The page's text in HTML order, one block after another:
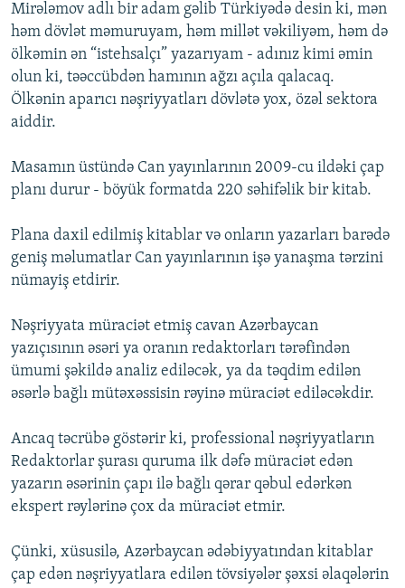
Mirələmov adlı bir adam gəlib Türkiyədə desin ki, mən
həm dövlət məmuruyam, həm millət vəkiliyəm, həm də
ölkəmin ən “istehsalçı” yazarıyam - adınız kimi əmin
olun ki, təəccübdən hamının ağzı açıla qalacaq.
Ölkənin aparıcı nəşriyyatları dövlətə yox, özəl sektora
aiddir.
Masamın üstündə Can yayınlarının 2009-cu ildəki çap
planı durur - böyük formatda 220 səhifəlik bir kitab.
Plana daxil edilmiş kitablar və onların yazarları barədə
geniş məlumatlar Can yayınlarının işə yanaşma tərzini
nümayiş etdirir.
Nəşriyyata müraciət etmiş cavan Azərbaycan
yazıçısının əsəri ya oranın redaktorları tərəfindən
ümumi şəkildə analiz ediləcək, ya da təqdim edilən
əsərlə bağlı mütəxəssisin rəyinə müraciət ediləcəkdir.
Ancaq təcrübə göstərir ki, professional nəşriyyatların
Redaktorlar şurası quruma ilk dəfə müraciət edən
yazarın əsərinin çapı ilə bağlı qərar qəbul edərkən
ekspert rəylərinə çox da müraciət etmir.
Çünki, xüsusilə, Azərbaycan ədəbiyyatından kitablar
çap edən nəşriyyatlara edilən tövsiyələr şəxsi əlaqələrin